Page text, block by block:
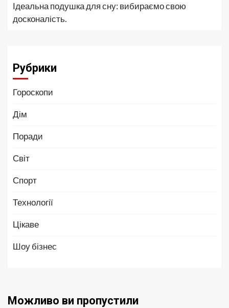
Ідеальна подушка для сну: вибираємо свою
досконалість.
Рубрики
Гороскопи
Дім
Поради
Світ
Спорт
Технології
Цікаве
Шоу бізнес
Можливо ви пропустили